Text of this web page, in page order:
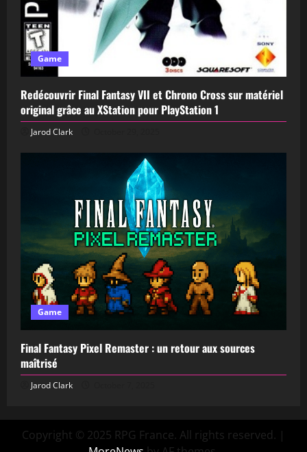
Game
Redécouvrir Final Fantasy VII et Chrono Cross sur matériel
original grâce au XStation pour PlayStation 1
Jarod Clark
Game
Final Fantasy Pixel Remaster : un retour aux sources
maîtrisé
Jarod Clark
Copyright © 2025 RPG France. All rights reserved. |